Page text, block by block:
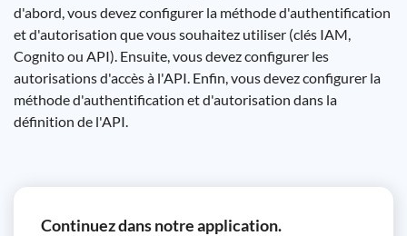
d'abord, vous devez configurer la méthode d'authentification
et d'autorisation que vous souhaitez utiliser (clés IAM,
Cognito ou API). Ensuite, vous devez configurer les
autorisations d'accès à l'API. Enfin, vous devez configurer la
méthode d'authentification et d'autorisation dans la
définition de l'API.
Continuez dans notre application.